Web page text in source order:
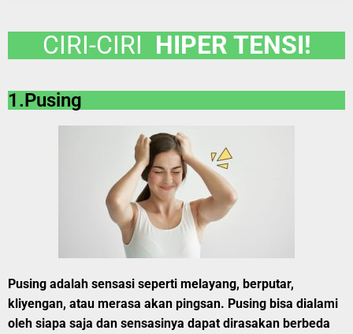
CIRI-CIRI HIPER TENSI!
1.Pusing
Pusing adalah sensasi seperti melayang, berputar,
kliyengan, atau merasa akan pingsan. Pusing bisa dialami
oleh siapa saja dan sensasinya dapat dirasakan berbeda